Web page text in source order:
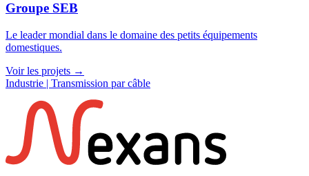
Groupe SEB
Le leader mondial dans le domaine des petits équipements
domestiques.
Voir les projets →
Industrie | Transmission par câble